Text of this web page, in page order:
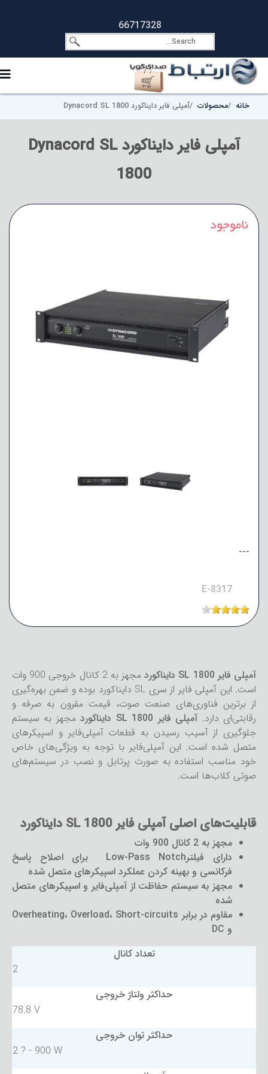
66717328
خانه محصولات آمپلی فایر دایناکورد Dynacord SL 1800
آمپلی فایر دایناکورد Dynacord SL
1800
---
E-8317
آمپلی فایر SL 1800 دایناکورد
مجهز به 2 کانال خروجی 900 وات
است. این آمپلی فایر از سری SL دایناکورد بوده و ضمن بهره‌گیری
از برترین فناوری‌های صنعت صوت، قیمت مقرون به صرفه و
رقابتی‌ای دارد. آمپلی فایر SL 1800 دایناکورد
مجهز به سیستم
جلوگیری از آسیب رسیدن به قطعات آمپلی‌فایر و اسپیکرهای
متصل شده است. این آمپلی‌فایر با توجه به ویژگی‌های خاص
خود مناسب استفاده به صورت پرتابل و نصب در سیستم‌های
صوتی کلاب‌ها است.
قابلیت‌های اصلی آمپلی فایر SL 1800 دایناکورد
مجهز به 2 کانال 900 وات
دارای فیلترLow-Pass Notch برای اصلاح پاسخ
فرکانسی و بهینه کردن عملکرد اسپیکرهای متصل شده
مجهز به سیستم حفاظت از آمپلی‌فایر و اسپیکرهای متصل
شده
مقاوم در برابر Overheating، Overload، Short-circuits
و DC
تعداد کانال
2
حداکثر ولتاژ خروجی
78.8 V
حداکثر توان خروجی
2 ? - 900 W